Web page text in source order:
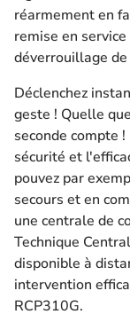
réarmement en
remise en
déverrouillage
Déclenchez
geste ! Quelle
seconde compte
sécurité et
pouvez par
secours et en
une centrale de
Technique
disponible à
intervention
RCP310G.